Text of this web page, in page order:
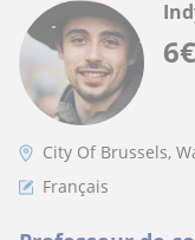
6€
City Of Brussels,
Français